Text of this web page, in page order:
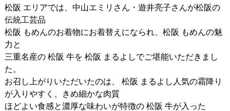
松阪 エリアでは、中山エミリさん・遊井亮子さんが松阪の
伝統工芸品
松阪 もめんのお着物にお着替えになられ、松阪 もめんの魅
力と
三重名産の 松阪 牛を 松阪 まるよしでご堪能いただきまし
た。
お召し上がりいただいたのは、 松阪 まるよし人気の霜降り
が入りやすく、きめ細かな肉質
ほどよい食感と濃厚な味わいが特徴の 松阪 牛が入った